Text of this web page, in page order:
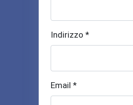
Indirizzo *
Email *